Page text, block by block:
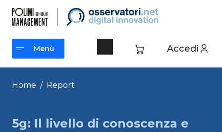
contenuto
Accedi
Menù
Menù
Home / Report
5g: Il livello di conoscenza e